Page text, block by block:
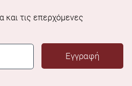
και τις επερχόμενες
Εγγραφή